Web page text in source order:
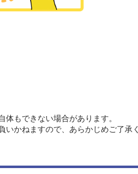
もできない場合があります。
いかねますので、あらかじめご了承く